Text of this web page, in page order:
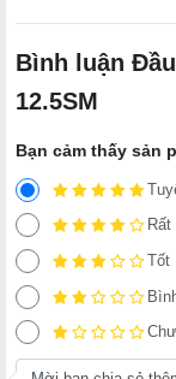
Bình luận
12.5SM
Bạn cảm thấy sản
Rất
Tốt